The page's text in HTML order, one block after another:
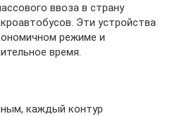
ввоза в страну
Эти устройства
режиме и
время.
каждый контур